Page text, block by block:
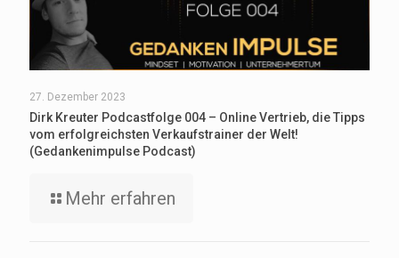
27. Dezember 2023
Dirk Kreuter Podcastfolge 004 – Online Vertrieb, die Tipps
vom erfolgreichsten Verkaufstrainer der Welt!
(Gedankenimpulse Podcast)
Mehr erfahren